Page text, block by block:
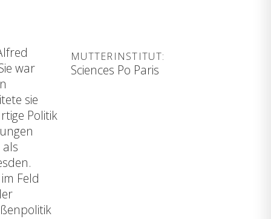
war
sie
Politik
Feld
MUTTERINSTITUT:
Sciences Po Paris